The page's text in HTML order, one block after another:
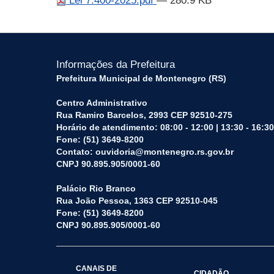
Informações da Prefeitura
Prefeitura Municipal de Montenegro (RS)
Centro Administrativo
Rua Ramiro Barcelos, 2993 CEP 92510-275
Horário de atendimento: 08:00 - 12:00 | 13:30 - 16:30
Fone: (51) 3649-8200
Contato: ouvidoria@montenegro.rs.gov.br
CNPJ 90.895.905/0001-60
Palácio Rio Branco
Rua João Pessoa, 1363 CEP 92510-045
Fone: (51) 3649-8200
CNPJ 90.895.905/0001-60
CANAIS DE